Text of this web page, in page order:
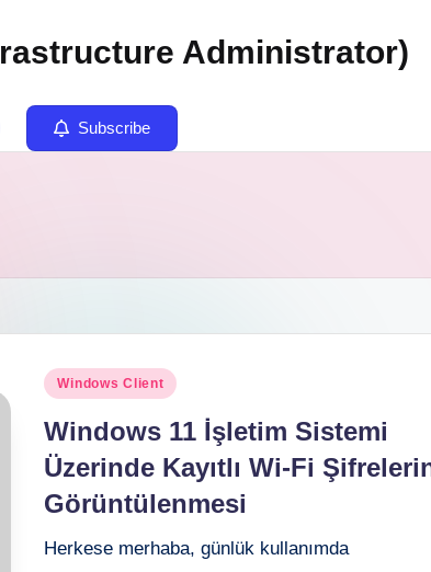
Administrator)
Subscribe
Posted
Windows Client
Windows 11 İşletim Sistemi
Üzerinde Kayıtlı Wi-Fi
Görüntülenmesi
Herkese merhaba, günlük kullanımda